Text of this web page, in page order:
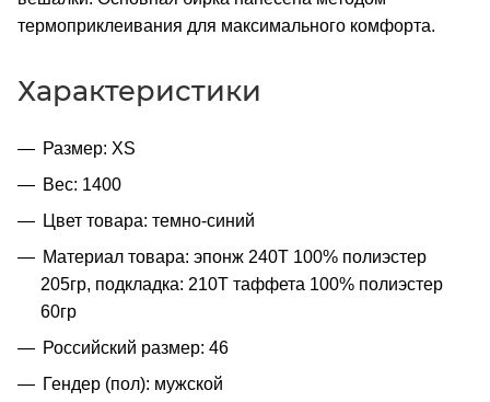
термоприклеивания для максимального комфорта.
Характеристики
Размер: XS
Вес: 1400
Цвет товара: темно-синий
Материал товара: эпонж 240Т 100% полиэстер
205гр, подкладка: 210Т таффета 100% полиэстер
60гр
Российский размер: 46
Гендер (пол): мужской